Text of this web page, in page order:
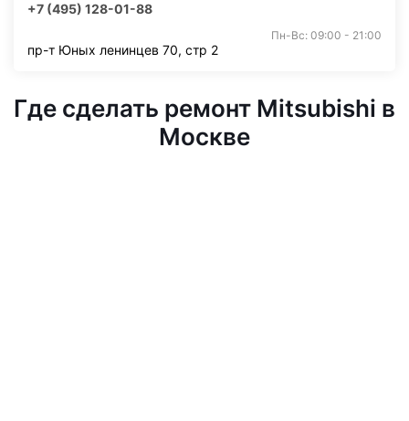
+7 (495) 128-01-88
Пн-Вс: 09:00 - 21:00
пр-т Юных ленинцев 70, стр 2
Где сделать ремонт Mitsubishi в
Москве